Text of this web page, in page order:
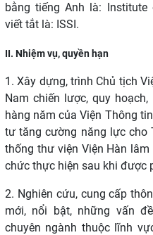
bằng tiếng Anh là: Institute
viết tắt là: ISSI.
II. Nhiệm vụ, quyền hạn
1.Xây dựng, trình Chủ tịch
Nam chiến lược, quy
hàng năm của Viện Thông
tư tăng cường năng lực cho
thống thư viện Viện Hàn
chức thực hiện sau khi được
2. Nghiên cứu, cung cấp
mới, nổi bật, những vấn
chuyên ngành thuộc lĩnh